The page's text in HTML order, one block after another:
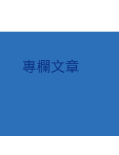
專欄文章